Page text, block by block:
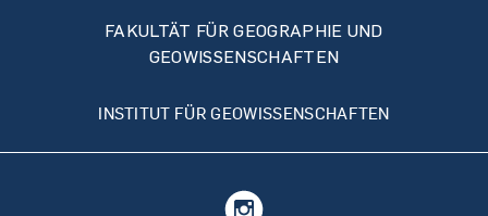
FAKULTÄT FÜR GEOGRAPHIE UND
GEOWISSENSCHAFTEN
INSTITUT FÜR GEOWISSENSCHAFTEN